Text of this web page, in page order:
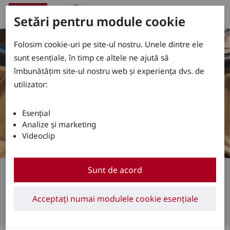
L-MATIC în utilizare la HOLTER
Doi creatori de valoare la
putere maximă
Setări pentru module cookie
Folosim cookie-uri pe site-ul nostru. Unele dintre ele
sunt esențiale, în timp ce altele ne ajută să
îmbunătățim site-ul nostru web și experiența dvs. de
utilizator:
Esențial
Analize și marketing
Videoclip
Sunt de acord
Acceptați numai modulele cookie esențiale